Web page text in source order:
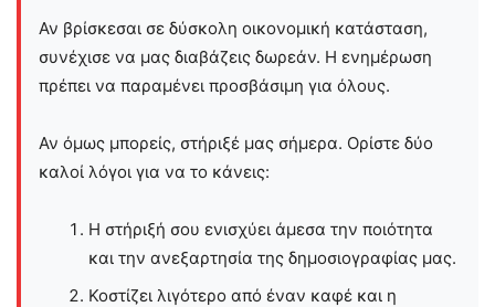
Αν βρίσκεσαι σε δύσκολη οικονομική κατάσταση,
συνέχισε να μας διαβάζεις δωρεάν. Η ενημέρωση
πρέπει να παραμένει προσβάσιμη για όλους.
Αν όμως μπορείς, στήριξέ μας σήμερα. Ορίστε δύο
καλοί λόγοι για να το κάνεις:
Η στήριξή σου ενισχύει άμεσα την ποιότητα
και την ανεξαρτησία της δημοσιογραφίας μας.
Κοστίζει λιγότερο από έναν καφέ και η